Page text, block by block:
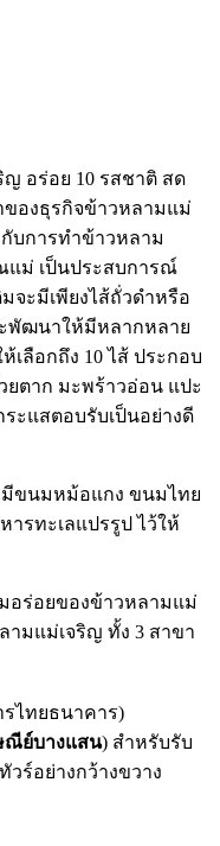
อร่อย 10 รสชาติ สด
องธุรกิจข้าวหลามแม่
บการทำข้าวหลาม
แม่ เป็นประสบการณ์
จะมีเพียงไส้ถั่วดำหรือ
ะพัฒนาให้มีหลากหลาย
ลือกถึง 10 ไส้ ประกอบ
ยตาก มะพร้าวอ่อน แปะ
ระแสตอบรับเป็นอย่างดี
ขนมหม้อแกง ขนมไทย
รทะเลแปรรูป ไว้ให้
อร่อยของข้าวหลามแม่
ามแม่เจริญ ทั้ง 3 สาขา
ไทยธนาคาร)
ณีย์บางแสน) สำหรับรับ
ร์อย่างกว้างขวาง